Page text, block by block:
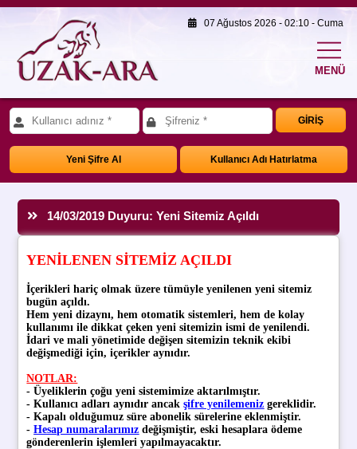
07 Ağustos 2026 - 02:10 - Cuma
MENÜ
GİRİŞ
Yeni Şifre Al Kullanıcı Adı Hatırlatma
14/03/2019 Duyuru: Yeni Sitemiz Açıldı
YENİLENEN SİTEMİZ AÇILDI
İçerikleri hariç olmak üzere tümüyle yenilenen yeni sitemiz
bugün açıldı.
Hem yeni dizaynı, hem otomatik sistemleri, hem de kolay
kullanımı ile dikkat çeken yeni sitemizin ismi de yenilendi.
İdari ve mali yönetimide değişen sitemizin teknik ekibi
değişmediği için, içerikler aynıdır.
NOTLAR:
- Üyeliklerin çoğu yeni sistemimize aktarılmıştır.
- Kullanıcı adları aynıdır ancakşifre yenilemeniz gereklidir.
- Kapalı olduğumuz süre abonelik sürelerine eklenmiştir.
-Hesap numaralarımız değişmiştir, eski hesaplara ödeme
gönderenlerin işlemleri yapılmayacaktır.